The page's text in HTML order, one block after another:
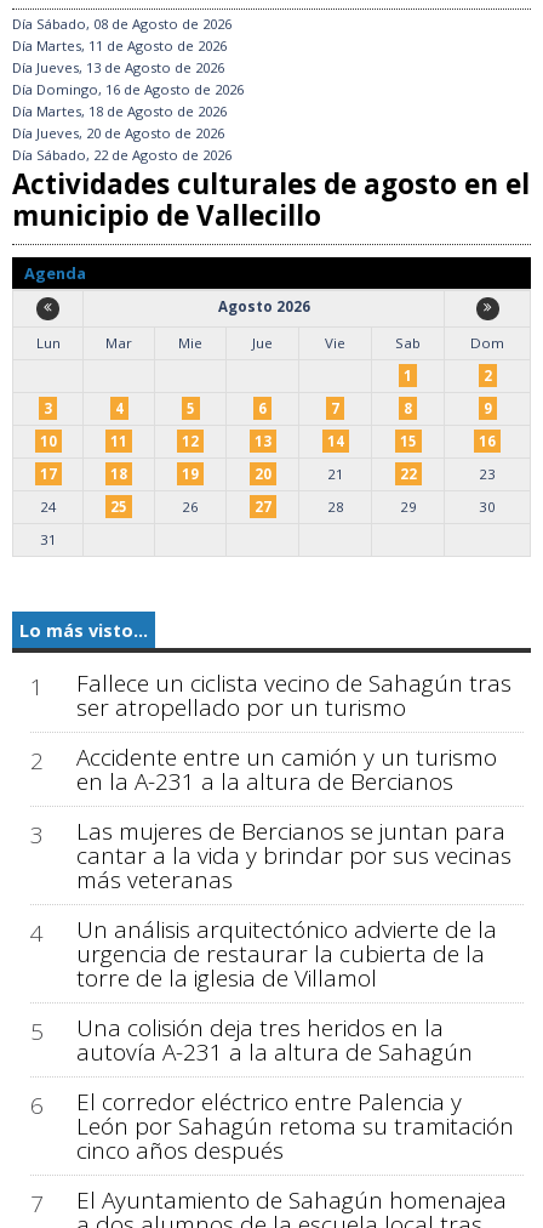
Día Sábado, 08 de Agosto de 2026
Día Martes, 11 de Agosto de 2026
Día Jueves, 13 de Agosto de 2026
Día Domingo, 16 de Agosto de 2026
Día Martes, 18 de Agosto de 2026
Día Jueves, 20 de Agosto de 2026
Día Sábado, 22 de Agosto de 2026
Actividades culturales de agosto en el
municipio de Vallecillo
Agenda
Agosto 2026
Lun
Mar Mie Jue Vie Sab
Dom
1
2
3
4 5 6 7 8
9
10
11 12 13 14 15
16
17
18 19 20 21 22
23
24
25 26 27 28 29
30
31
Lo más visto...
1 Fallece un ciclista vecino de Sahagún tras
ser atropellado por un turismo
2
Accidente entre un camión y un turismo
en la A-231 a la altura de Bercianos
3
Las mujeres de Bercianos se juntan para
cantar a la vida y brindar por sus vecinas
más veteranas
4
Un análisis arquitectónico advierte de la
urgencia de restaurar la cubierta de la
torre de la iglesia de Villamol
5
Una colisión deja tres heridos en la
autovía A-231 a la altura de Sahagún
6
El corredor eléctrico entre Palencia y
León por Sahagún retoma su tramitación
cinco años después
7
El Ayuntamiento de Sahagún homenajea